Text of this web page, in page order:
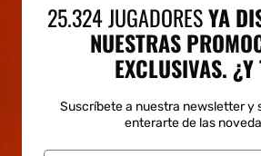
25.324 JUGADORESYA
NUESTRAS
EXCLUSIVAS.
Suscríbete a nuestra newsletter y
enterarte de las